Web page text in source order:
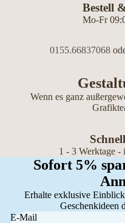
Bestell
Mo-Fr
0155.66837068
Wenn es ganz
1 - 3 Werktage -
Sofort 5%
Erhalte exklusive
Geschenkideen
E-Mail